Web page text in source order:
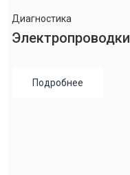
Диагностика
Электропроводки
Подробнее